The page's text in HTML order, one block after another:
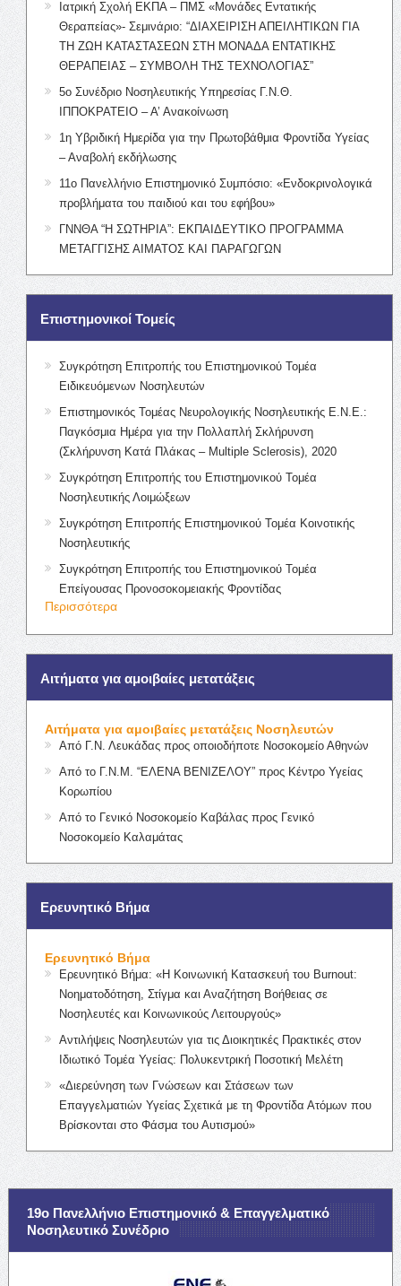
Ιατρική Σχολή ΕΚΠΑ – ΠΜΣ «Μονάδες Εντατικής
Θεραπείας»- Σεμινάριο: “ΔΙΑΧΕΙΡΙΣΗ ΑΠΕΙΛΗΤΙΚΩΝ ΓΙΑ
ΤΗ ΖΩΗ ΚΑΤΑΣΤΑΣΕΩΝ ΣΤΗ ΜΟΝΑΔΑ ΕΝΤΑΤΙΚΗΣ
ΘΕΡΑΠΕΙΑΣ – ΣΥΜΒΟΛΗ ΤΗΣ ΤΕΧΝΟΛΟΓΙΑΣ”
5ο Συνέδριο Νοσηλευτικής Υπηρεσίας Γ.Ν.Θ.
ΙΠΠΟΚΡΑΤΕΙΟ – Α’ Ανακοίνωση
1η Υβριδική Ημερίδα για την Πρωτοβάθμια Φροντίδα Υγείας
– Αναβολή εκδήλωσης
11ο Πανελλήνιο Επιστημονικό Συμπόσιο: «Ενδοκρινολογικά
προβλήματα του παιδιού και του εφήβου»
ΓΝΝΘΑ “Η ΣΩΤΗΡΙΑ”: ΕΚΠΑΙΔΕΥΤΙΚΟ ΠΡΟΓΡΑΜΜΑ
ΜΕΤΑΓΓΙΣΗΣ ΑΙΜΑΤΟΣ ΚΑΙ ΠΑΡΑΓΩΓΩΝ
Επιστημονικοί Τομείς
Συγκρότηση Επιτροπής του Επιστημονικού Τομέα
Ειδικευόμενων Νοσηλευτών
Επιστημονικός Τομέας Νευρολογικής Νοσηλευτικής Ε.Ν.Ε.:
Παγκόσμια Ημέρα για την Πολλαπλή Σκλήρυνση
(Σκλήρυνση Κατά Πλάκας – Multiple Sclerosis), 2020
Συγκρότηση Επιτροπής του Επιστημονικού Τομέα
Νοσηλευτικής Λοιμώξεων
Συγκρότηση Επιτροπής Επιστημονικού Τομέα Κοινοτικής
Νοσηλευτικής
Συγκρότηση Επιτροπής του Επιστημονικού Τομέα
Επείγουσας Προνοσοκομειακής Φροντίδας
Περισσότερα
Αιτήματα για αμοιβαίες μετατάξεις
Αιτήματα για αμοιβαίες μετατάξεις Νοσηλευτών
Από Γ.Ν. Λευκάδας προς οποιοδήποτε Νοσοκομείο Αθηνών
Από το Γ.Ν.Μ. “ΕΛΕΝΑ ΒΕΝΙΖΕΛΟΥ” προς Κέντρο Υγείας
Κορωπίου
Από το Γενικό Νοσοκομείο Καβάλας προς Γενικό
Νοσοκομείο Καλαμάτας
Ερευνητικό Βήμα
Ερευνητικό Βήμα
Ερευνητικό Βήμα: «Η Κοινωνική Κατασκευή του Burnout:
Νοηματοδότηση, Στίγμα και Αναζήτηση Βοήθειας σε
Νοσηλευτές και Κοινωνικούς Λειτουργούς»
Αντιλήψεις Νοσηλευτών για τις Διοικητικές Πρακτικές στον
Ιδιωτικό Τομέα Υγείας: Πολυκεντρική Ποσοτική Μελέτη
«Διερεύνηση των Γνώσεων και Στάσεων των
Επαγγελματιών Υγείας Σχετικά με τη Φροντίδα Ατόμων που
Βρίσκονται στο Φάσμα του Αυτισμού»
19ο Πανελλήνιο Επιστημονικό & Επαγγελματικό
Νοσηλευτικό Συνέδριο